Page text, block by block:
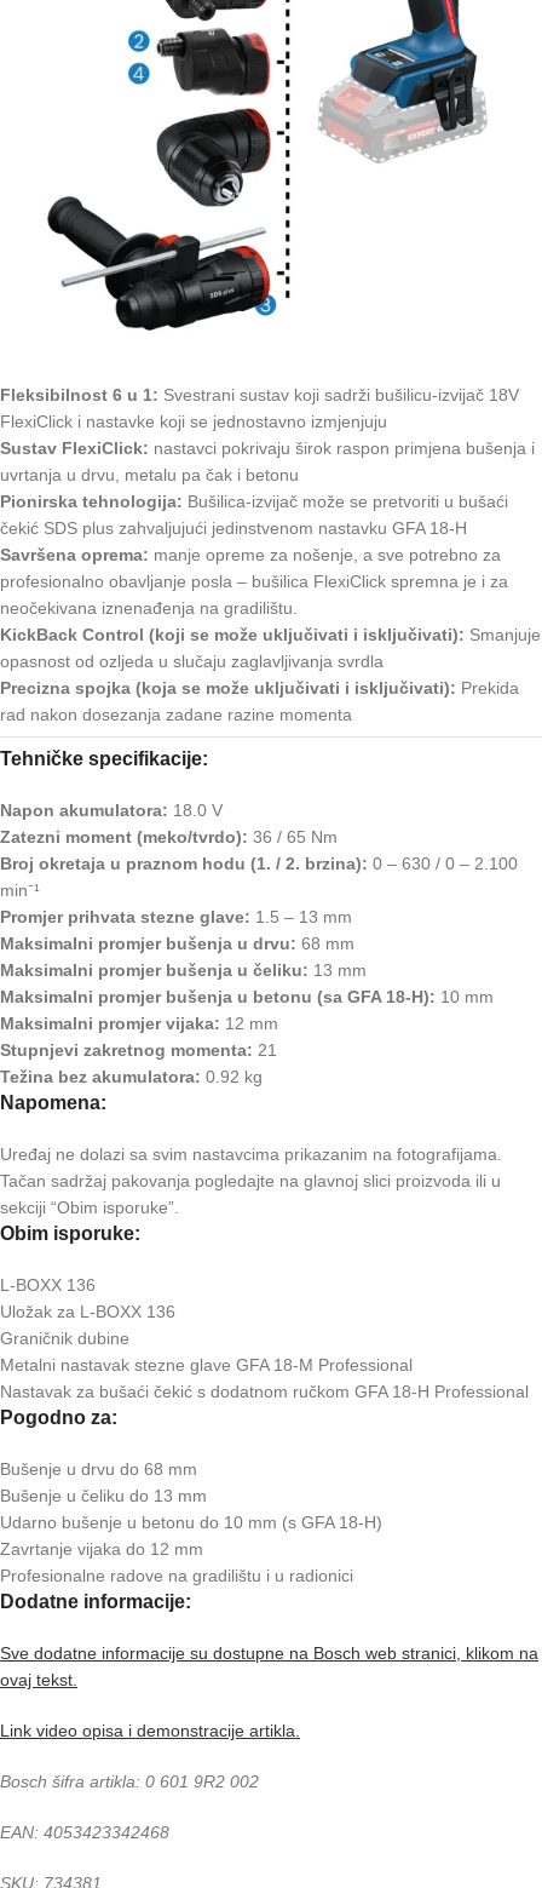
Fleksibilnost 6 u 1: Svestrani sustav koji sadrži bušilicu-izvijač 18V
FlexiClick i nastavke koji se jednostavno izmjenjuju
Sustav FlexiClick: nastavci pokrivaju širok raspon primjena bušenja i
uvrtanja u drvu, metalu pa čak i betonu
Pionirska tehnologija: Bušilica-izvijač može se pretvoriti u bušaći
čekić SDS plus zahvaljujući jedinstvenom nastavku GFA 18-H
Savršena oprema: manje opreme za nošenje, a sve potrebno za
profesionalno obavljanje posla – bušilica FlexiClick spremna je i za
neočekivana iznenađenja na gradilištu.
KickBack Control (koji se može uključivati i isključivati): Smanjuje
opasnost od ozljeda u slučaju zaglavljivanja svrdla
Precizna spojka (koja se može uključivati i isključivati): Prekida
rad nakon dosezanja zadane razine momenta
Tehničke specifikacije:
Napon akumulatora: 18.0 V
Zatezni moment (meko/tvrdo): 36 / 65 Nm
Broj okretaja u praznom hodu (1. / 2. brzina): 0 – 630 / 0 – 2.100
min⁻¹
Promjer prihvata stezne glave: 1.5 – 13 mm
Maksimalni promjer bušenja u drvu: 68 mm
Maksimalni promjer bušenja u čeliku: 13 mm
Maksimalni promjer bušenja u betonu (sa GFA 18-H): 10 mm
Maksimalni promjer vijaka: 12 mm
Stupnjevi zakretnog momenta: 21
Težina bez akumulatora: 0.92 kg
Napomena:
Uređaj ne dolazi sa svim nastavcima prikazanim na fotografijama.
Tačan sadržaj pakovanja pogledajte na glavnoj slici proizvoda ili u
sekciji “Obim isporuke”.
Obim isporuke:
L-BOXX 136
Uložak za L-BOXX 136
Graničnik dubine
Metalni nastavak stezne glave GFA 18-M Professional
Nastavak za bušaći čekić s dodatnom ručkom GFA 18-H Professional
Pogodno za:
Bušenje u drvu do 68 mm
Bušenje u čeliku do 13 mm
Udarno bušenje u betonu do 10 mm (s GFA 18-H)
Zavrtanje vijaka do 12 mm
Profesionalne radove na gradilištu i u radionici
Dodatne informacije:
Sve dodatne informacije su dostupne na Bosch web stranici, klikom na
ovaj tekst.
Link video opisa i demonstracije artikla.
Bosch šifra artikla: 0 601 9R2 002
EAN: 4053423342468
SKU: 734381